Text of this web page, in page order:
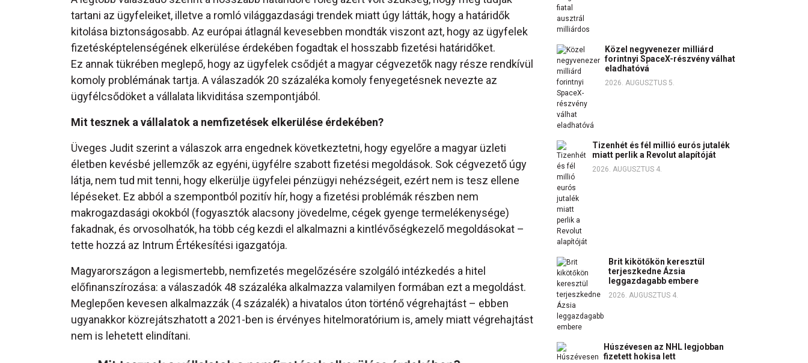
tartani az ügyfeleiket, illetve a romló világgazdasági trendek miatt úgy látták, hogy a határidők
kitolása biztonságosabb. Az európai átlagnál kevesebben mondták viszont azt, hogy az ügyfelek
fizetésképtelenségének elkerülése érdekében fogadtak el hosszabb fizetési határidőket.
Ez annak tükrében meglepő, hogy az ügyfelek csődjét a magyar cégvezetők nagy része rendkívül
komoly problémának tartja. A válaszadók 20 százaléka komoly fenyegetésnek nevezte az
ügyfélcsődöket a vállalata likviditása szempontjából.
Mit tesznek a vállalatok a nemfizetések elkerülése érdekében?
Üveges Judit szerint a válaszok arra engednek következtetni, hogy egyelőre a magyar üzleti
életben kevésbé jellemzők az egyéni, ügyfélre szabott fizetési megoldások. Sok cégvezető úgy
látja, nem tud mit tenni, hogy elkerülje ügyfelei pénzügyi nehézségeit, ezért nem is tesz ellene
lépéseket. Ez abból a szempontból pozitív hír, hogy a fizetési problémák részben nem
makrogazdasági okokból (fogyasztók alacsony jövedelme, cégek gyenge termelékenysége)
fakadnak, és orvosolhatók, ha több cég kezdi el alkalmazni a kintlévőségkezelő megoldásokat –
tette hozzá az Intrum Értékesítési igazgatója.
Magyarországon a legismertebb, nemfizetés megelőzésére szolgáló intézkedés a hitel
előfinanszírozása: a válaszadók 48 százaléka alkalmazza valamilyen formában ezt a megoldást.
Meglepően kevesen alkalmazzák (4 százalék) a hivatalos úton történő végrehajtást – ebben
ugyanakkor közrejátszhatott a 2021-ben is érvényes hitelmoratórium is, amely miatt végrehajtást
nem is lehetett elindítani.
Közel negyvenezer milliárd
forintnyi SpaceX-részvény válhat
eladhatóvá
2026. AUGUSZTUS 5.
Tizenhét és fél millió eurós jutalék
miatt perlik a Revolut alapítóját
2026. AUGUSZTUS 4.
Brit kikötőkön keresztül
terjeszkedne Ázsia
leggazdagabb embere
2026. AUGUSZTUS 4.
Húszévesen az NHL legjobban
fizetett hokisa lett